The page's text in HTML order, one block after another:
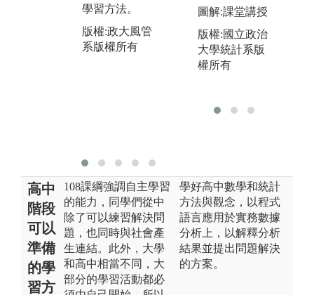
學習方法。
版權:政大風管
系版權所有
來就業方向，
班三大方向
（法律組、管
理組、精算科
圖解:課堂講授
版權:國立政治
大學統計系版
權所有
高中
階段
可以
準備
的學
習方
108課綱強調自主學習
的能力，同學們從中
除了可以練習解決問
題，也同時與社會產
生連結。此外，大學
和高中相當不同，大
部分的學習活動都必
學好高中數學和統計
方法與觀念，以程式
語言應用於實務數據
分析上，以解釋分析
結果並提出問題解決
的方案。